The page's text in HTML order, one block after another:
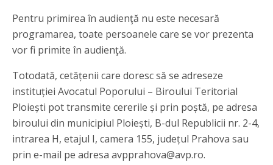
Pentru primirea în audienţă nu este necesară
programarea, toate persoanele care se vor prezenta
vor fi primite în audienţă.
Totodată, cetățenii care doresc să se adreseze
instituției Avocatul Poporului – Biroului Teritorial
Ploiești pot transmite cererile și prin poștă, pe adresa
biroului din municipiul Ploiești, B-dul Republicii nr. 2-4,
intrarea H, etajul I, camera 155, județul Prahova sau
prin e-mail pe adresa avpprahova@avp.ro.